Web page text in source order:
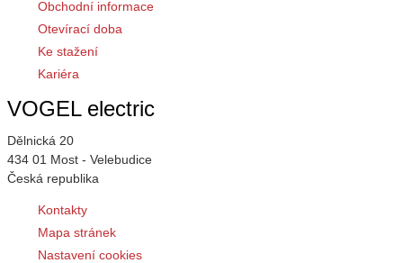
Obchodní informace
Otevírací doba
Ke stažení
Kariéra
VOGEL electric
Dělnická 20
434 01 Most - Velebudice
Česká republika
Kontakty
Mapa stránek
Nastavení cookies